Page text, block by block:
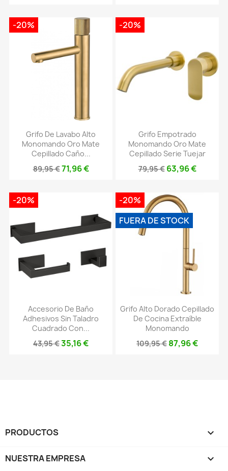
Grifo De Lavabo Alto
Monomando Oro Mate
Cepillado Caño...
89,95 €71,96 €
-20%
Grifo Empotrado
Monomando Oro Mate
Cepillado Serie Tuejar
79,95 € 63,96 €
-20%
Accesorio De Baño
Adhesivos Sin Taladro
Cuadrado Con...
43,95 €35,16 €
-20%
Grifo Alto Dorado Cepillado
De Cocina Extraíble
Monomando
109,95 € 87,96 €
-20%
FUERA DE STOCK
PRODUCTOS 
NUESTRA EMPRESA 